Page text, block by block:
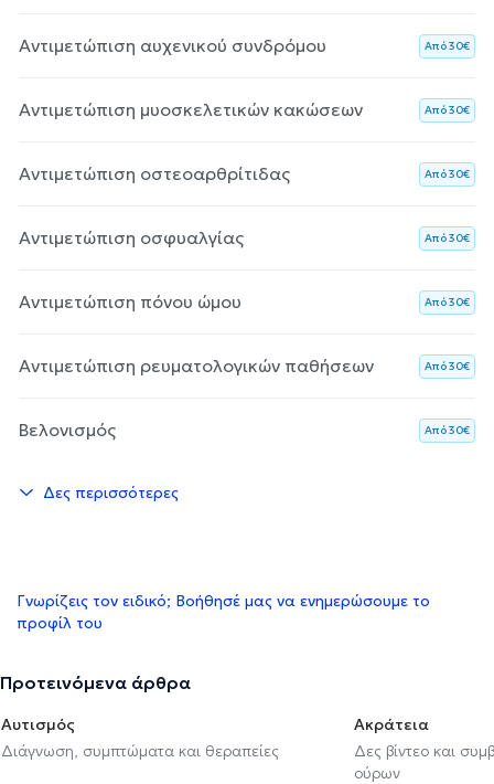
Αντιμετώπιση αυχενικού συνδρόμου Aπό 30€
Αντιμετώπιση μυοσκελετικών κακώσεων Aπό 30€
Αντιμετώπιση οστεοαρθρίτιδας Aπό 30€
Αντιμετώπιση οσφυαλγίας Aπό 30€
Αντιμετώπιση πόνου ώμου Aπό 30€
Αντιμετώπιση ρευματολογικών παθήσεων Aπό 30€
Βελονισμός Aπό 30€
Δες περισσότερες
Γνωρίζεις τον ειδικό; Βοήθησέ μας να ενημερώσουμε το
προφίλ του
Προτεινόμενα άρθρα
Αυτισμός
Διάγνωση, συμπτώματα και θεραπείες
Ακράτεια
Δες βίντεο και
ούρων